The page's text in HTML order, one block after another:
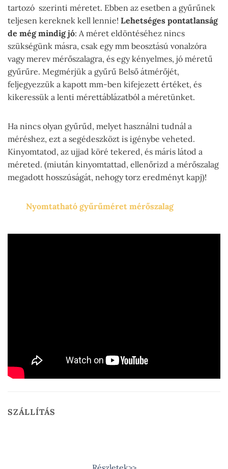
tartozó szerinti méretet. Ebben az esetben a gyűrűnek
teljesen kereknek kell lennie! Lehetséges pontatlanság
de még mindig jó: A méret eldöntéséhez nincs
szükségünk másra, csak egy mm beosztású vonalzóra
vagy merev mérőszalagra, és egy kényelmes, jó méretű
gyűrűre. Megmérjük a gyűrű Belső átmérőjét,
feljegyezzük a kapott mm-ben kifejezett értéket, és
kikeressük a lenti mérettáblázatból a méretünket.
Ha nincs olyan gyűrűd, melyet használni tudnál a
méréshez, ezt a segédeszközt is igénybe veheted.
Kinyomtatod, az ujjad köré tekered, és máris látod a
méreted. (miután kinyomtattad, ellenőrizd a mérőszalag
megadott hosszúságát, nehogy torz eredményt kapj)!
Nyomtatható gyűrűméret mérőszalag
SZÁLLÍTÁS